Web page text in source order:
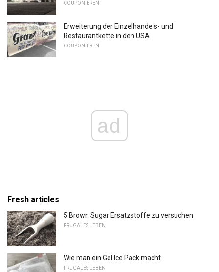
COUPONIEREN
Erweiterung der Einzelhandels- und
Restaurantkette in den USA
COUPONIEREN
ad
Fresh articles
5 Brown Sugar Ersatzstoffe zu versuchen
FRUGALES LEBEN
Wie man ein Gel Ice Pack macht
FRUGALES LEBEN